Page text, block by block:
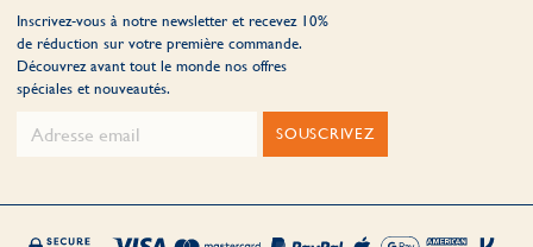
Inscrivez-vous à notre newsletter et recevez 10%
de réduction sur votre première commande.
Découvrez avant tout le monde nos offres
spéciales et nouveautés.
SOUSCRIVEZ